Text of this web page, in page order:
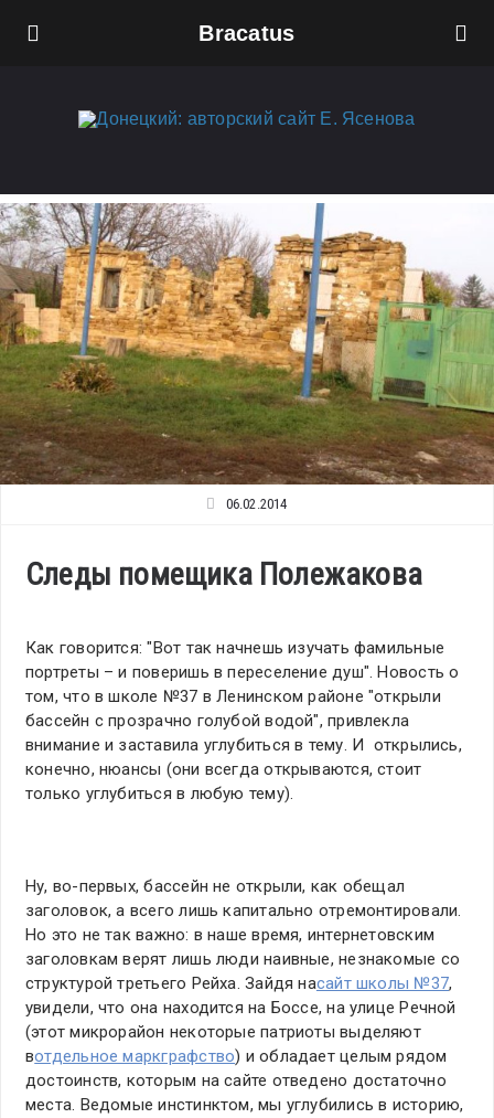
Bracatus
06.02.2014
Следы помещика Полежакова
Как говорится: "Вот так начнешь изучать фамильные
портреты – и поверишь в переселение душ". Новость о
том, что в школе №37 в Ленинском районе "открыли
бассейн с прозрачно голубой водой", привлекла
внимание и заставила углубиться в тему. И открылись,
конечно, нюансы (они всегда открываются, стоит
только углубиться в любую тему).
Ну, во-первых, бассейн не открыли, как обещал
заголовок, а всего лишь капитально отремонтировали.
Но это не так важно: в наше время, интернетовским
заголовкам верят лишь люди наивные, незнакомые со
структурой третьего Рейха. Зайдя насайт школы №37,
увидели, что она находится на Боссе, на улице Речной
(этот микрорайон некоторые патриоты выделяют
вотдельное маркграфство) и обладает целым рядом
достоинств, которым на сайте отведено достаточно
места. Ведомые инстинктом, мы углубились в историю,